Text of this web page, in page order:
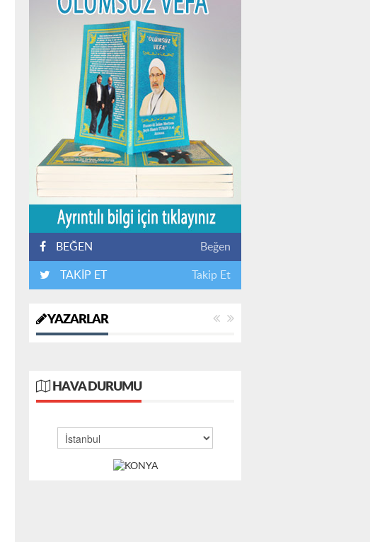
BEĞEN Beğen
TAKİP ET Takip Et
YAZARLAR
HAVA DURUMU